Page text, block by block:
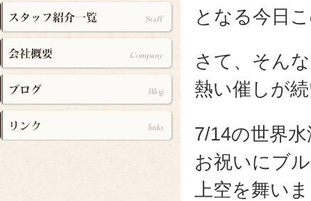
となる今日
さて、そん
熱い催しが
7/14の世界
お祝いにブ
上空を舞い